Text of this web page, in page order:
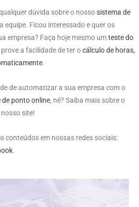
dúvida sobre o nossosistema de
equipe. Ficou interessado e quer os
empresa? Faça hoje mesmo umteste do
prove a facilidade de ter ocálculo de horas,
.
de automatizar a sua empresa com o
de pontoonline, né? Saiba mais sobre o
site!
conteúdos em nossas redes sociais:
.